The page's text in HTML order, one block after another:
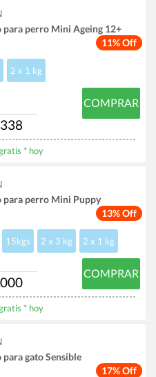
11% Off
para perro Mini Ageing 12+
2 x 1 kg
COMPRAR
* hoy
13% Off
para perro Mini Puppy
15kgs 2 x 3 kg 2 x 1 kg
COMPRAR
* hoy
17% Off
gato Sensible